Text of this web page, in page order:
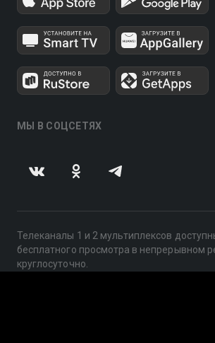
МЫ В СОЦСЕТЯХ
Телеканалы 1 и 2 мультиплексов
бесплатного просмотра в непрерывном
круглосуточно.